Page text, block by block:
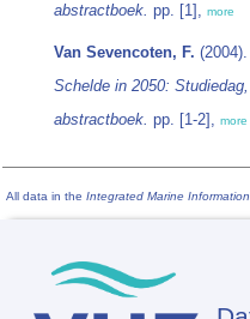
abstractboek. pp. [1], more
Van Sevencoten, F.
Schelde in 2050:
abstractboek. pp. [1-2], more
All data in the Integrated Marine